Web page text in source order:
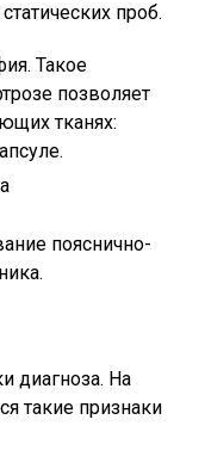
проб.
Такое
позволяет
тканях:
пояснично-
диагноза. На
такие признаки